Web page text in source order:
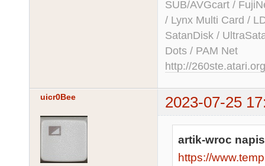
SUB/AVGcart /
/ Lynx Multi Card /
SatanDisk /
Dots / PAM Net
http://260ste.atari.org
uicr0Bee 2023-07-25
artik-wroc
https://